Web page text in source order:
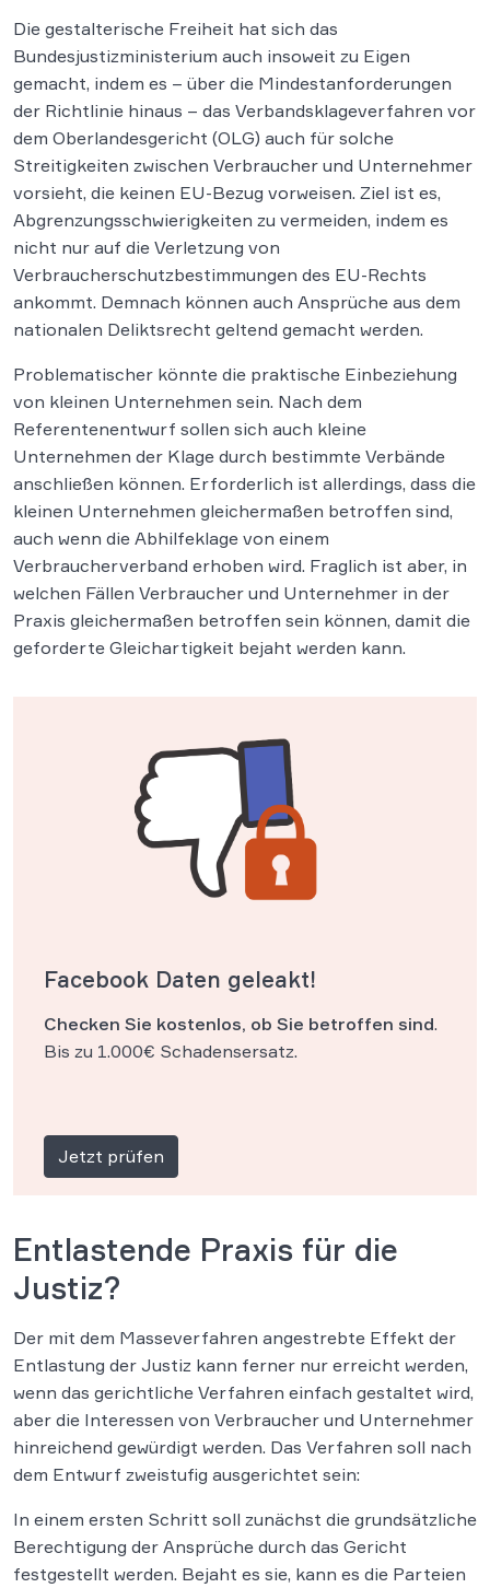
Die gestalterische Freiheit hat sich das
Bundesjustizministerium auch insoweit zu Eigen
gemacht, indem es – über die Mindestanforderungen
der Richtlinie hinaus – das Verbandsklageverfahren vor
dem Oberlandesgericht (OLG) auch für solche
Streitigkeiten zwischen Verbraucher und Unternehmer
vorsieht, die keinen EU-Bezug vorweisen. Ziel ist es,
Abgrenzungsschwierigkeiten zu vermeiden, indem es
nicht nur auf die Verletzung von
Verbraucherschutzbestimmungen des EU-Rechts
ankommt. Demnach können auch Ansprüche aus dem
nationalen Deliktsrecht geltend gemacht werden.
Problematischer könnte die praktische Einbeziehung
von kleinen Unternehmen sein. Nach dem
Referentenentwurf sollen sich auch kleine
Unternehmen der Klage durch bestimmte Verbände
anschließen können. Erforderlich ist allerdings, dass die
kleinen Unternehmen gleichermaßen betroffen sind,
auch wenn die Abhilfeklage von einem
Verbraucherverband erhoben wird. Fraglich ist aber, in
welchen Fällen Verbraucher und Unternehmer in der
Praxis gleichermaßen betroffen sein können, damit die
geforderte Gleichartigkeit bejaht werden kann.
Facebook Daten geleakt!
Checken Sie kostenlos, ob Sie betroffen sind.
Bis zu 1.000€ Schadensersatz.
Jetzt prüfen
Entlastende Praxis für die
Justiz?
Der mit dem Masseverfahren angestrebte Effekt der
Entlastung der Justiz kann ferner nur erreicht werden,
wenn das gerichtliche Verfahren einfach gestaltet wird,
aber die Interessen von Verbraucher und Unternehmer
hinreichend gewürdigt werden. Das Verfahren soll nach
dem Entwurf zweistufig ausgerichtet sein:
In einem ersten Schritt soll zunächst die grundsätzliche
Berechtigung der Ansprüche durch das Gericht
festgestellt werden. Bejaht es sie, kann es die Parteien